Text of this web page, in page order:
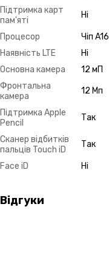
Підтримка карт
пам'яті
Ні
Процесор
Чіп A16
Наявність LTE
Ні
Основна камера
12 мП
Фронтальна
камера
12 Мп
Підтримка Apple
Pencil
Так
Сканер відбитків
пальців Touch iD
Так
Face iD Ні
Відгуки